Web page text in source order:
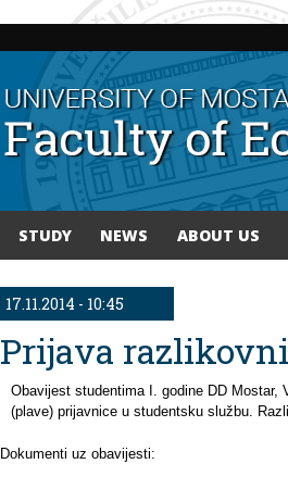
STUDY NEWS ABOUT US
You are here
17.11.2014 - 10:45
Prijava
Obavijest studentima I. godine DD
(plave) prijavnice u studentsku službu.
Dokumenti uz obavijesti: